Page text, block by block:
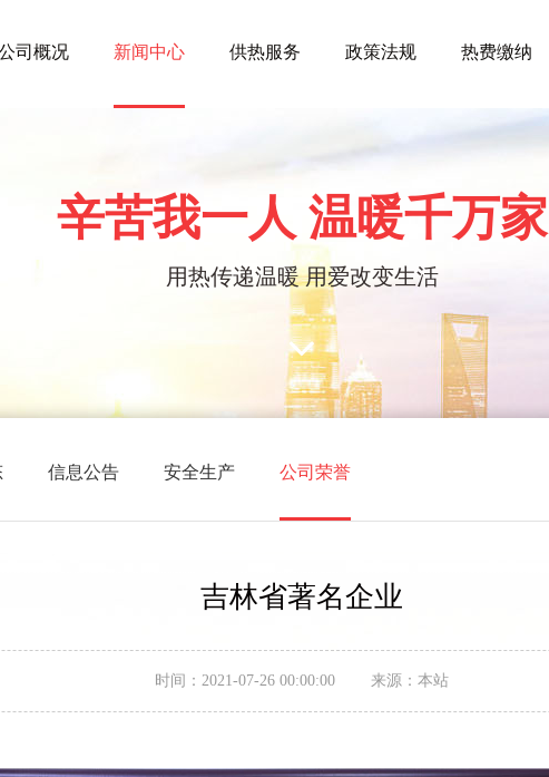
司概况 新闻中心 供热服务 政策法规 热费缴纳
辛苦我一人 温暖千万家
用热传递温暖 用爱改变生活
信息公告 安全生产 公司荣誉
吉林省著名企业
时间：2021-07-26 00:00:00 来源：本站